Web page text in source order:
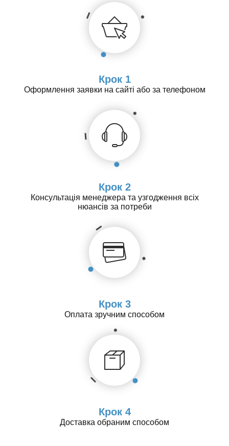
Крок 1
Оформлення заявки на сайті або за телефоном
Крок 2
Консультація менеджера та узгодження всіх
нюансів за потреби
Крок 3
Оплата зручним способом
Крок 4
Доставка обраним способом